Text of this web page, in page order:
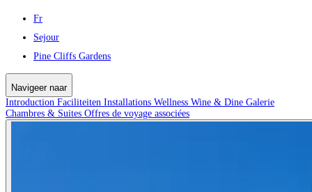
Fr
Sejour
Pine Cliffs Gardens
Navigeer naar
Introduction Faciliteiten Installations Wellness Wine & Dine Galerie
Chambres & Suites Offres de voyage associées